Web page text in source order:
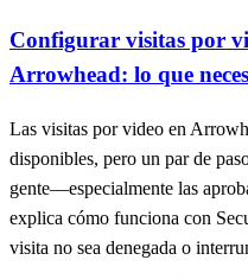
Configurar visitas por
Arrowhead: lo que
Las visitas por video en
disponibles, pero un par de
gente—especialmente las
explica cómo funciona con
visita no sea denegada o